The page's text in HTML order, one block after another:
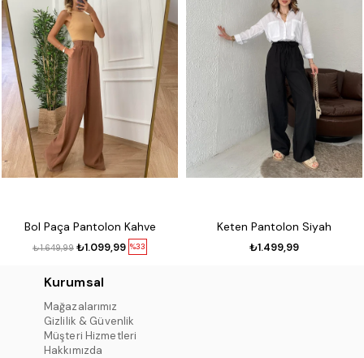
Bol Paça Pantolon Kahve
%33
₺1.099,99
₺1.649,99
Keten Pantolon Siyah
₺1.499,99
Kurumsal
Mağazalarımız
Gizlilik & Güvenlik
Müşteri Hizmetleri
Hakkımızda